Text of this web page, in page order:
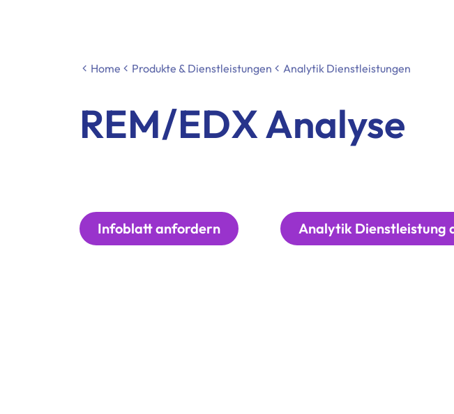
Home Produkte & Dienstleistungen Analytik Dienstleistungen
REM/EDX Analyse
Infoblatt anfordern Analytik Dienstleistung